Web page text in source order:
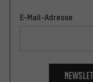
E-Mail-Adresse